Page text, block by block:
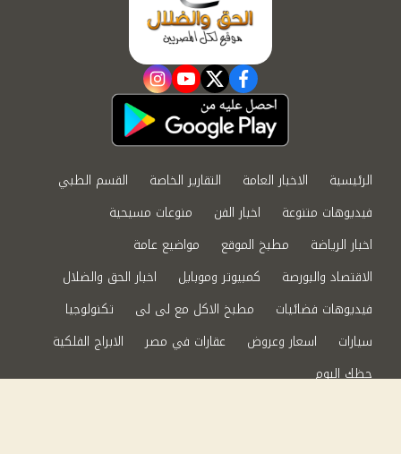
facebook
twitter
youtube
instagram
الرئيسية الاخبار العامة التقارير الخاصة
القسم الطبي
فيديوهات متنوعة
اخبار الفن
منوعات مسيحية
اخبار الرياضة
مطبخ الموقع
مواضيع عامة
الاقتصاد والبورصة
كمبيوتر وموبايل
اخبار الحق والضلال
فيديوهات فضائيات
مطبخ الاكل مع لى لى
تكنولوجيا
سيارات
اسعار وعروض عقارات في مصر
الابراج الفلكية
حظك اليوم